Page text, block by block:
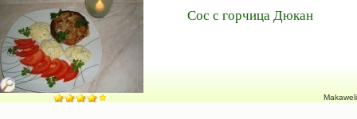
Сос с горчица Дюкан
Makaweli